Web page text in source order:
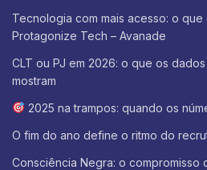
Tecnologia com mais acesso: o
Protagonize Tech – Avanade
CLT ou PJ em 2026: o que os
mostram
2025 na trampos: quando os
O fim do ano define o ritmo do
Consciência Negra: o compromisso